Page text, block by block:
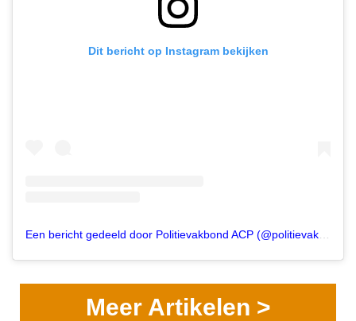
Dit bericht op Instagram bekijken
Meer Artikelen >